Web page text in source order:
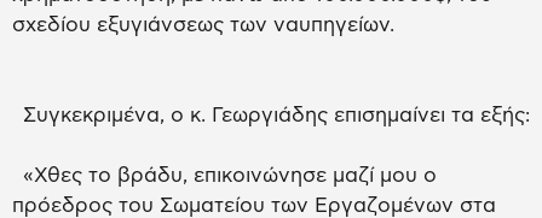
σχεδίου εξυγιάνσεως των ναυπηγείων.
Συγκεκριμένα, ο κ. Γεωργιάδης επισημαίνει τα εξής:
«Χθες το βράδυ, επικοινώνησε μαζί μου ο
πρόεδρος του Σωματείου των Εργαζομένων στα